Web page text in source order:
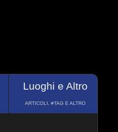
Luoghi e Altro
ARTICOLI, #TAG E ALTRO